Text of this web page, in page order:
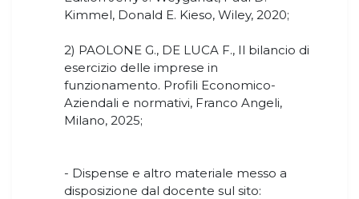
Kimmel, Donald E. Kieso, Wiley, 2020;
2) PAOLONE G., DE LUCA F., Il bilancio di
esercizio delle imprese in
funzionamento. Profili Economico-
Aziendali e normativi, Franco Angeli,
Milano, 2025;
- Dispense e altro materiale messo a
disposizione dal docente sul sito: